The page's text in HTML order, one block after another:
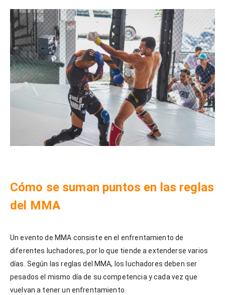
Cómo se suman puntos en las reglas
del MMA
Un evento de MMA consiste en el enfrentamiento de
diferentes luchadores, por lo que tiende a extenderse varios
días. Según las reglas del MMA, los luchadores deben ser
pesados el mismo día de su competencia y cada vez que
vuelvan a tener un enfrentamiento.